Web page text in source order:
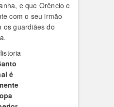
e que Orêncio e
com o seu irmão
os guardiães do
é